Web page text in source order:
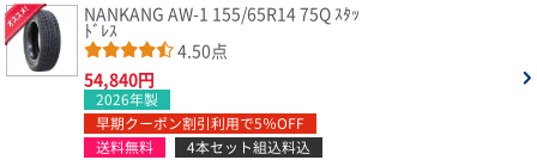
NANKANG AW-1 155/65R14 75Q ｽﾀｯ
ﾄﾞﾚｽ
4.50点
54,840円
2026年製
早期クーポン割引利用で5％OFF
送料無料
4本セット組込料込